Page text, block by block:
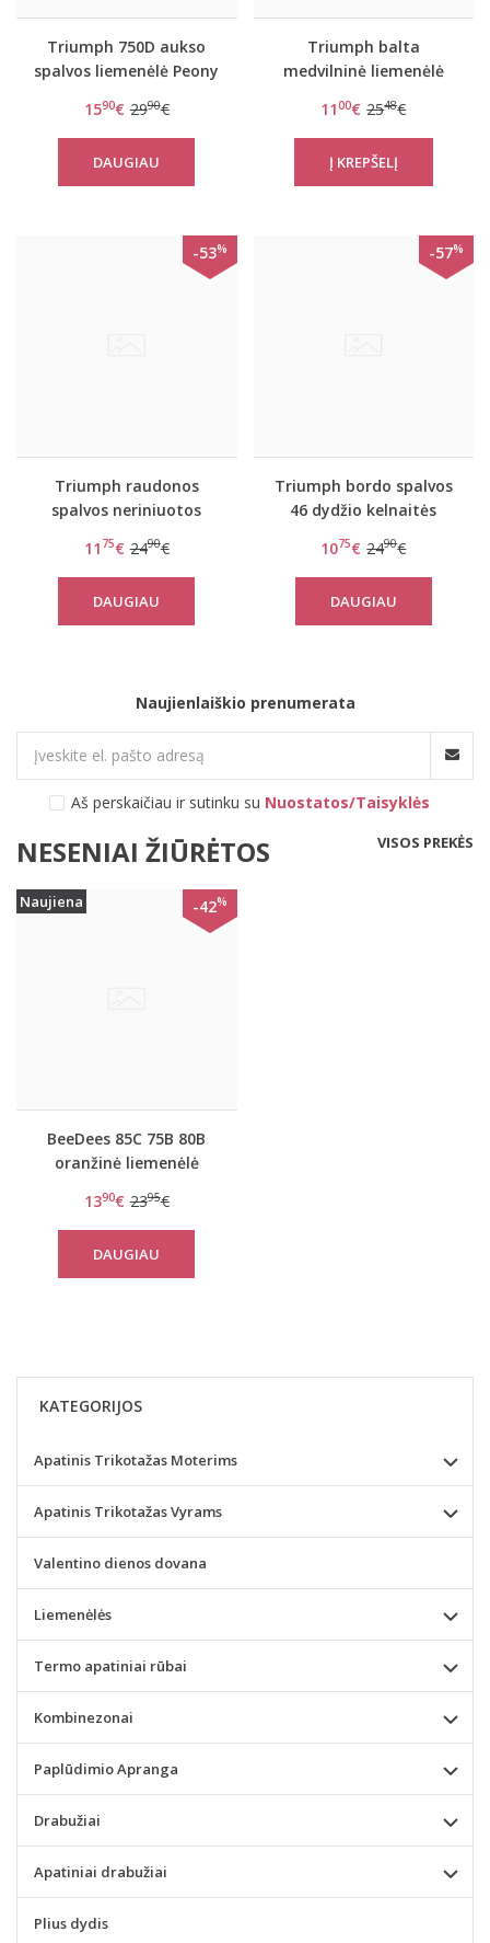
Triumph 750D aukso
spalvos liemenėlė Peony
1590€ 2990€
DAUGIAU
Triumph balta
medvilninė liemenėlė
1100€ 2548€
-53%
Triumph raudonos
spalvos neriniuotos
Darling Hipster
11 75€ 2490€
DAUGIAU
-57%
Triumph bordo spalvos
46 dydžio kelnaitės
Hipster
1075€ 2490€
DAUGIAU
Naujienlaiškio prenumerata
Aš perskaičiau ir sutinku su Nuostatos/Taisyklės
NESENIAI ŽIŪRĖTOS VISOS PREKĖS
Naujiena -42%
BeeDees 85C 75B 80B
oranžinė liemenėlė
1390€ 2395€
DAUGIAU
KATEGORIJOS
Apatinis Trikotažas Moterims
Apatinis Trikotažas Vyrams
Valentino dienos dovana
Liemenėlės
Termo apatiniai rūbai
Kombinezonai
Paplūdimio Apranga
Drabužiai
Apatiniai drabužiai
Plius dydis